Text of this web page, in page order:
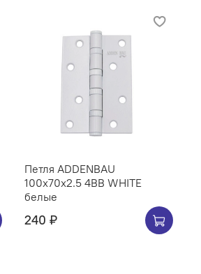
Петля ADDENBAU
100х70х2.5 4BB WHITE
белые
240 ₽